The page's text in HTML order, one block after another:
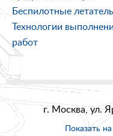
Беспилотные
Технологии
работ
г. Москва, ул.
Показать